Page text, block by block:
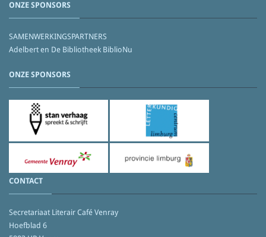
ONZE SPONSORS
SAMENWERKINGSPARTNERS
Adelbert en De Bibliotheek BiblioNu
ONZE SPONSORS
CONTACT
Secretariaat Literair Café Venray
Hoefblad 6